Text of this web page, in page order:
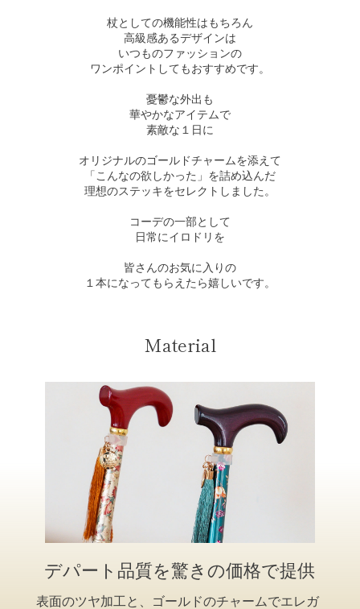
杖としての機能性はもちろん
高級感あるデザインは
いつものファッションの
ワンポイントしてもおすすめです。
憂鬱な外出も
華やかなアイテムで
素敵な１日に
オリジナルのゴールドチャームを添えて
「こんなの欲しかった」を詰め込んだ
理想のステッキをセレクトしました。
コーデの一部として
日常にイロドリを
皆さんのお気に入りの
１本になってもらえたら嬉しいです。
Material
デパート品質を驚きの価格で提供
表面のツヤ加工と、ゴールドのチャームでエレガ